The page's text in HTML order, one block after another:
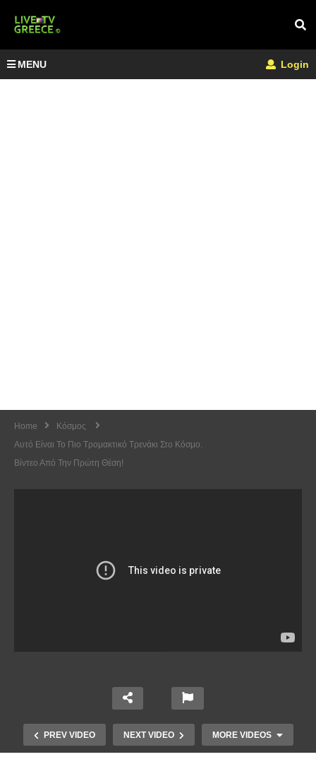
MENU Login
Home
Κόσμος
Αυτό Είναι Το Πιο Τρομακτικό Τρενάκι Στο Κόσμο.
Βίντεο Από Την Πρώτη Θέση!
PREV VIDEO NEXT VIDEO MORE VIDEOS